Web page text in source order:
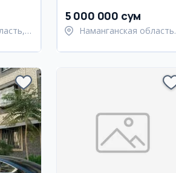
5 000 000 сум
Наманганская область,